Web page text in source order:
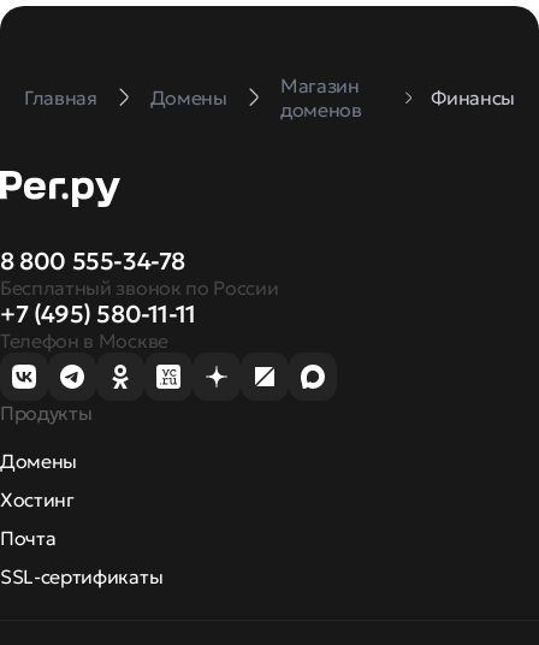
Главная Домены
Магазин
доменов
Финансы
8 800 555-34-78
Бесплатный звонок по России
+7 (495) 580-11-11
Телефон в Москве
Продукты
Домены
Хостинг
Почта
SSL-сертификаты